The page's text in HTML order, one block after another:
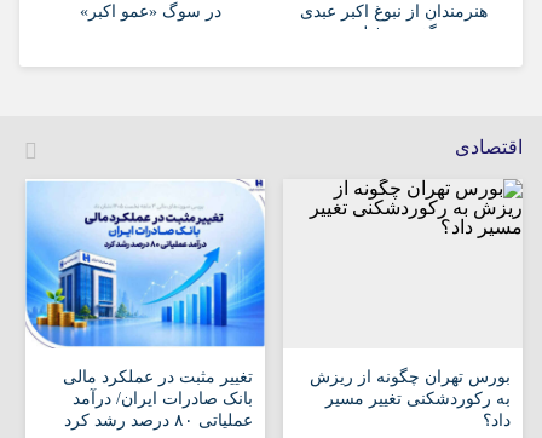
هنرمندان از نبوغ اکبر عبدی
گفتند + فیلم
در سوگ «عمو اکبر»
اقتصادی
بورس تهران چگونه از ریزش
به رکوردشکنی تغییر مسیر
داد؟
تغییر مثبت در عملکرد مالی
بانک صادرات ایران/ درآمد
عملیاتی ۸۰ درصد رشد کرد